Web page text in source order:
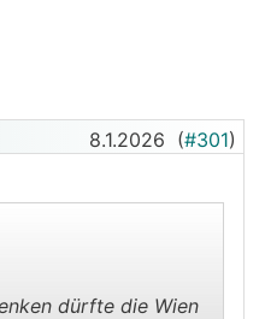
8.1.2026 (#301)
dürfte die Wien